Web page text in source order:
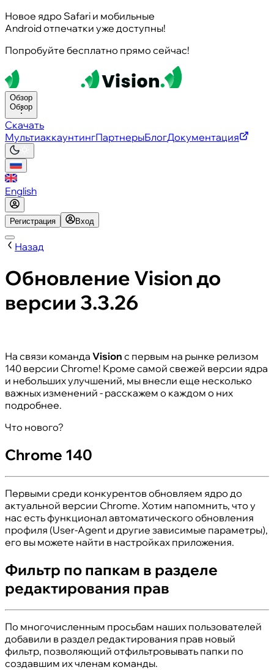
Новое ядро Safari и мобильные
Android отпечатки уже доступны!
Попробуйте бесплатно прямо сейчас!
Обзор
Обзор
Скачать
МультиаккаунтингПартнерыБлогДокументация
English
Регистрация Вход
Назад
Обновление Vision до
версии 3.3.26
На связи команда Vision с первым на рынке релизом
140 версии Chrome! Кроме самой свежей версии ядра
и небольших улучшений, мы внесли еще несколько
важных изменений - расскажем о каждом о них
подробнее.
Что нового?
Chrome 140
Первыми среди конкурентов обновляем ядро до
актуальной версии Chrome. Хотим напомнить, что у
нас есть функционал автоматического обновления
профиля (User-Agent и другие зависимые параметры),
его вы можете найти в настройках приложения.
Фильтр по папкам в разделе
редактирования прав
По многочисленным просьбам наших пользователей
добавили в раздел редактирования прав новый
фильтр, позволяющий отфильтровывать папки по
создавшим их членам команды.